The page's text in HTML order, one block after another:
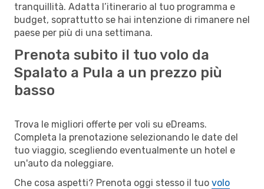
tranquillità. Adatta l’itinerario al tuo programma e
budget, soprattutto se hai intenzione di rimanere nel
paese per più di una settimana.
Prenota subito il tuo volo da
Spalato a Pula a un prezzo più
basso
Trova le migliori offerte per voli su eDreams.
Completa la prenotazione selezionando le date del
tuo viaggio, scegliendo eventualmente un hotel e
un'auto da noleggiare.
Che cosa aspetti? Prenota oggi stesso il tuo volo